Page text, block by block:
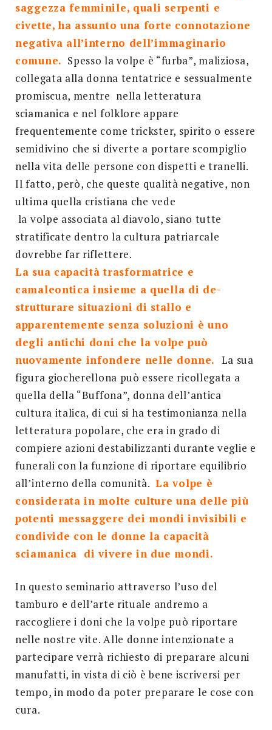
saggezza femminile, quali serpenti e
civette, ha assunto una forte connotazione
negativa all’interno dell’immaginario
comune. Spesso la volpe è “furba”, maliziosa,
collegata alla donna tentatrice e sessualmente
promiscua, mentre nella letteratura
sciamanica e nel folklore appare
frequentemente come trickster, spirito o essere
semidivino che si diverte a portare scompiglio
nella vita delle persone con dispetti e tranelli.
Il fatto, però, che queste qualità negative, non
ultima quella cristiana che vede
la volpe associata al diavolo, siano tutte
stratificate dentro la cultura patriarcale
dovrebbe far riflettere.
La sua capacità trasformatrice e
camaleontica insieme a quella di de-
strutturare situazioni di stallo e
apparentemente senza soluzioni è uno
degli antichi doni che la volpe può
nuovamente infondere nelle donne. La sua
figura giocherellona può essere ricollegata a
quella della “Buffona”, donna dell’antica
cultura italica, di cui si ha testimonianza nella
letteratura popolare, che era in grado di
compiere azioni destabilizzanti durante veglie e
funerali con la funzione di riportare equilibrio
all’interno della comunità.La volpe è
considerata in molte culture una delle più
potenti messaggere dei mondi invisibili e
condivide con le donne la capacità
sciamanica di vivere in due mondi.
In questo seminario attraverso l’uso del
tamburo e dell’arte rituale andremo a
raccogliere i doni che la volpe può riportare
nelle nostre vite. Alle donne intenzionate a
partecipare verrà richiesto di preparare alcuni
manufatti, in vista di ciò è bene iscriversi per
tempo, in modo da poter preparare le cose con
cura.